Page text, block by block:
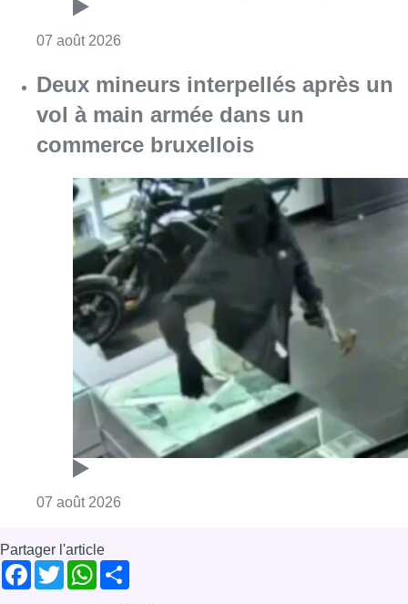
07 août 2026
Deux mineurs interpellés après un
vol à main armée dans un
commerce bruxellois
07 août 2026
Partager l'article
Facebook
TwitterWhatsApp